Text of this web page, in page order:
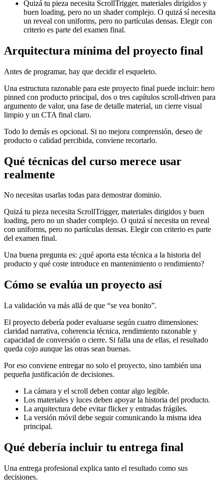
Quizá tu pieza necesita ScrollTrigger, materiales dirigidos y
buen loading, pero no un shader complejo. O quizá sí necesita
un reveal con uniforms, pero no partículas densas. Elegir con
criterio es parte del examen final.
Arquitectura mínima del proyecto final
Antes de programar, hay que decidir el esqueleto.
Una estructura razonable para este proyecto final puede incluir: hero
pinned con producto principal, dos o tres capítulos scroll-driven para
argumento de valor, una fase de detalle material, un cierre visual
limpio y un CTA final claro.
Todo lo demás es opcional. Si no mejora comprensión, deseo de
producto o calidad percibida, conviene recortarlo.
Qué técnicas del curso merece usar
realmente
No necesitas usarlas todas para demostrar dominio.
Quizá tu pieza necesita ScrollTrigger, materiales dirigidos y buen
loading, pero no un shader complejo. O quizá sí necesita un reveal
con uniforms, pero no partículas densas. Elegir con criterio es parte
del examen final.
Una buena pregunta es: ¿qué aporta esta técnica a la historia del
producto y qué coste introduce en mantenimiento o rendimiento?
Cómo se evalúa un proyecto así
La validación va más allá de que “se vea bonito”.
El proyecto debería poder evaluarse según cuatro dimensiones:
claridad narrativa, coherencia técnica, rendimiento razonable y
capacidad de conversión o cierre. Si falla una de ellas, el resultado
queda cojo aunque las otras sean buenas.
Por eso conviene entregar no solo el proyecto, sino también una
pequeña justificación de decisiones.
La cámara y el scroll deben contar algo legible.
Los materiales y luces deben apoyar la historia del producto.
La arquitectura debe evitar flicker y entradas frágiles.
La versión móvil debe seguir comunicando la misma idea
principal.
Qué debería incluir tu entrega final
Una entrega profesional explica tanto el resultado como sus
decisiones.